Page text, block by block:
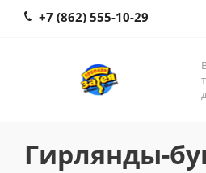
+7 (862) 555-10-29
Гирлянды-